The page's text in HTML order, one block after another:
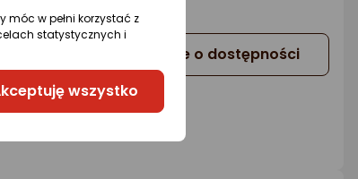
Powiadom mnie o dostępności
móc w pełni korzystać z
statystycznych i
wszystko